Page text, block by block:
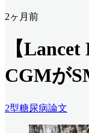
2ヶ月前
【
CGMが
2型糖尿病論文